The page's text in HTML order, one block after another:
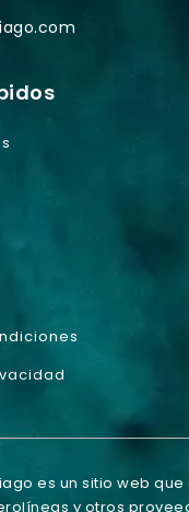
es un sitio web
y otros